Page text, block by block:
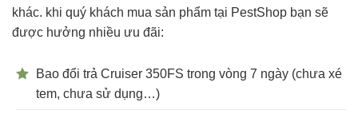
khác. khi quý khách mua sản phẩm tại PestShop bạn sẽ
được hưởng nhiều ưu đãi:
Bao đổi trả Cruiser 350FS trong vòng 7 ngày (chưa xé
tem, chưa sử dụng…)